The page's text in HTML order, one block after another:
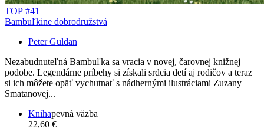
TOP #41
Bambuľkine dobrodružstvá
Peter Guldan
Nezabudnuteľná Bambuľka sa vracia v novej, čarovnej knižnej
podobe. Legendárne príbehy si získali srdcia detí aj rodičov a teraz
si ich môžete opäť vychutnať s nádhernými ilustráciami Zuzany
Smatanovej...
Knihapevná väzba
22,60 €